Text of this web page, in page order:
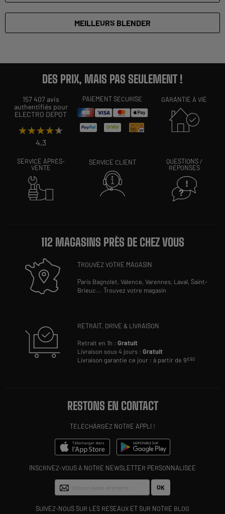
MEILLEURS BLENDER
DES PRIX, MAIS PAS SEULEMENT !
157 407 avis
authentifiés pour
ELECTRO DEPOT
★★★★★
★★★★★
4,3
PAIEMENT SÉCURISÉ GARANTIE À VIE
SERVICE APRÈS-
VENTE
SERVICE CLIENT
QUESTIONS /
RÉPONSES
112 MAGASINS PRÈS DE CHEZ VOUS
TROUVEZ VOTRE MAGASIN
Paris Bagnolet,Valence,Varennes, Laval,Saint-
Brieuc...Trouvez votre magasin
RETRAIT, DRIVE & LIVRAISON
Retrait en 1h :Gratuit
Livraison sous 4 jours :Gratuit
Livraison garantie ce jour : à partir de 9€90
RESTONS EN CONTACT
TÉLÉCHARGEZ NOTRE APPLI !
INSCRIVEZ-VOUS À NOTRE NEWSLETTER PERSONNALISÉE
OK
SUIVEZ-NOUS SUR LES RÉSEAUX ET SUR NOTRE BLOG